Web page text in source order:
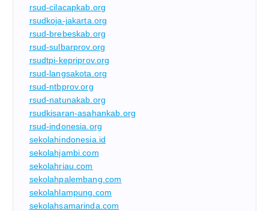
rsud-cilacapkab.org
rsudkoja-jakarta.org
rsud-brebeskab.org
rsud-sulbarprov.org
rsudtpi-kepriprov.org
rsud-langsakota.org
rsud-ntbprov.org
rsud-natunakab.org
rsudkisaran-asahankab.org
rsud-indonesia.org
sekolahindonesia.id
sekolahjambi.com
sekolahriau.com
sekolahpalembang.com
sekolahlampung.com
sekolahsamarinda.com